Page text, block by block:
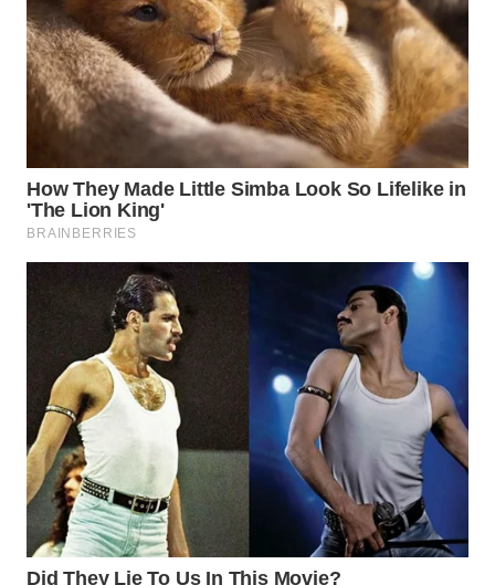
WN
BORNEO
Wahana
WAHANA
NEWS
WAHANA
WAHANA
ADVOKAT
WAHANA
INFRASTRUKTUR
WAHANA
KONSUMEN